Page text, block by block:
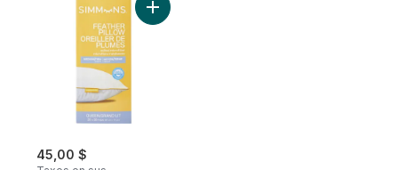
45,00 $
Ajouter Oreiller en plumes de densité